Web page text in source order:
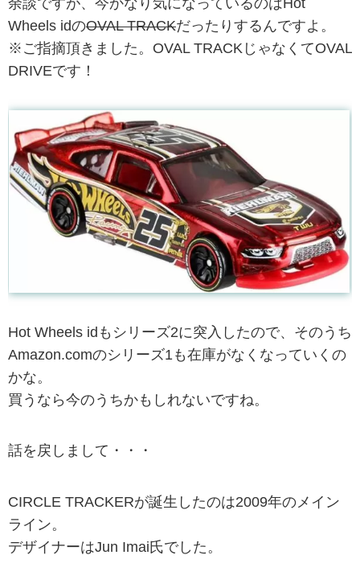
Wheels idのOVAL TRACKだったりするんですよ。
※ご指摘頂きました。OVAL TRACKじゃなくてOVAL
DRIVEです！
Hot Wheels idもシリーズ2に突入したので、そのうち
Amazon.comのシリーズ1も在庫がなくなっていくの
かな。
買うなら今のうちかもしれないですね。
話を戻しまして・・・
CIRCLE TRACKERが誕生したのは2009年のメイン
ライン。
デザイナーはJun Imai氏でした。